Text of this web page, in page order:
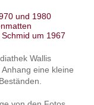
und 1980
um 1967
Wallis
eine kleine